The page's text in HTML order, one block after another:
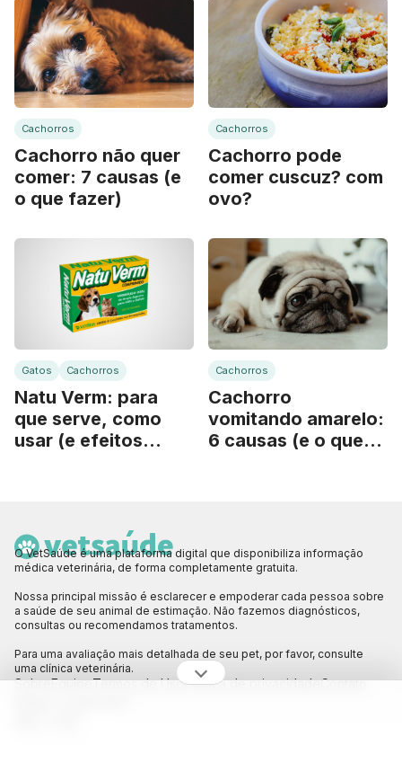
Cachorros
Cachorro não quer
comer: 7 causas (e
o que fazer)
Cachorros
Cachorro pode
comer cuscuz? com
ovo?
Gatos Cachorros
Natu Verm: para
que serve, como
usar (e efeitos
Cachorros
Cachorro
vomitando amarelo:
6 causas (e o que
O VetSaúde é uma plataforma digital que disponibiliza informação
médica veterinária, de forma completamente gratuita.
Nossa principal missão é esclarecer e empoderar cada pessoa sobre
a saúde de seu animal de estimação. Não fazemos diagnósticos,
consultas ou recomendamos tratamentos.
Para uma avaliação mais detalhada de seu pet, por favor, consulte
uma clínica veterinária.
SobreEquipeTermos de UsoPolítica de privacidadeContato